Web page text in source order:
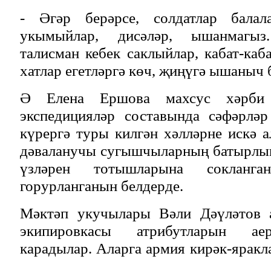
- Әгәр берәрсе, солдатлар
укымыйлар, дисәләр,
талисман кебек саклыйлар, кабат-
хатлар егетләргә көч, җиңүгә ышаныч
Ә Елена Ершова махсус хәрби
экспедицияләр составында
күрергә туры килгән хәлләрне искә
дәваланучы сугышчыларның
үзләрен тотышларына
горурланганын белдерде.
Мәктәп укучылары Вәли Дәүләтов
экипировкасы атрибутларын
карадылар. Аларга армия кирәк-